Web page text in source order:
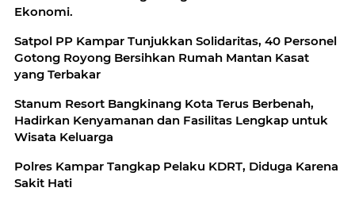
Ekonomi.
Satpol PP Kampar Tunjukkan Solidaritas, 40 Personel
Gotong Royong Bersihkan Rumah Mantan Kasat
yang Terbakar
Stanum Resort Bangkinang Kota Terus Berbenah,
Hadirkan Kenyamanan dan Fasilitas Lengkap untuk
Wisata Keluarga
Polres Kampar Tangkap Pelaku KDRT, Diduga Karena
Sakit Hati